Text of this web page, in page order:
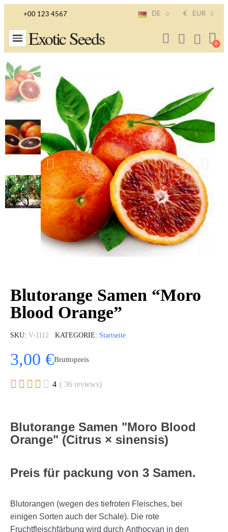
+00 123 4567 DE € EUR
Exotic Seeds
Blutorange Samen “Moro
Blood Orange”
SKU V-1112 KATEGORIE Startseite
3,00 €Bruttopreis
     4 ( 36 reviews)
Blutorange Samen "Moro Blood
Orange" (Citrus × sinensis)
Preis für packung von 3 Samen.
Blutorangen (wegen des tiefroten Fleisches, bei
einigen Sorten auch der Schale). Die rote
Fruchtfleischfärbung wird durch Anthocyan in den